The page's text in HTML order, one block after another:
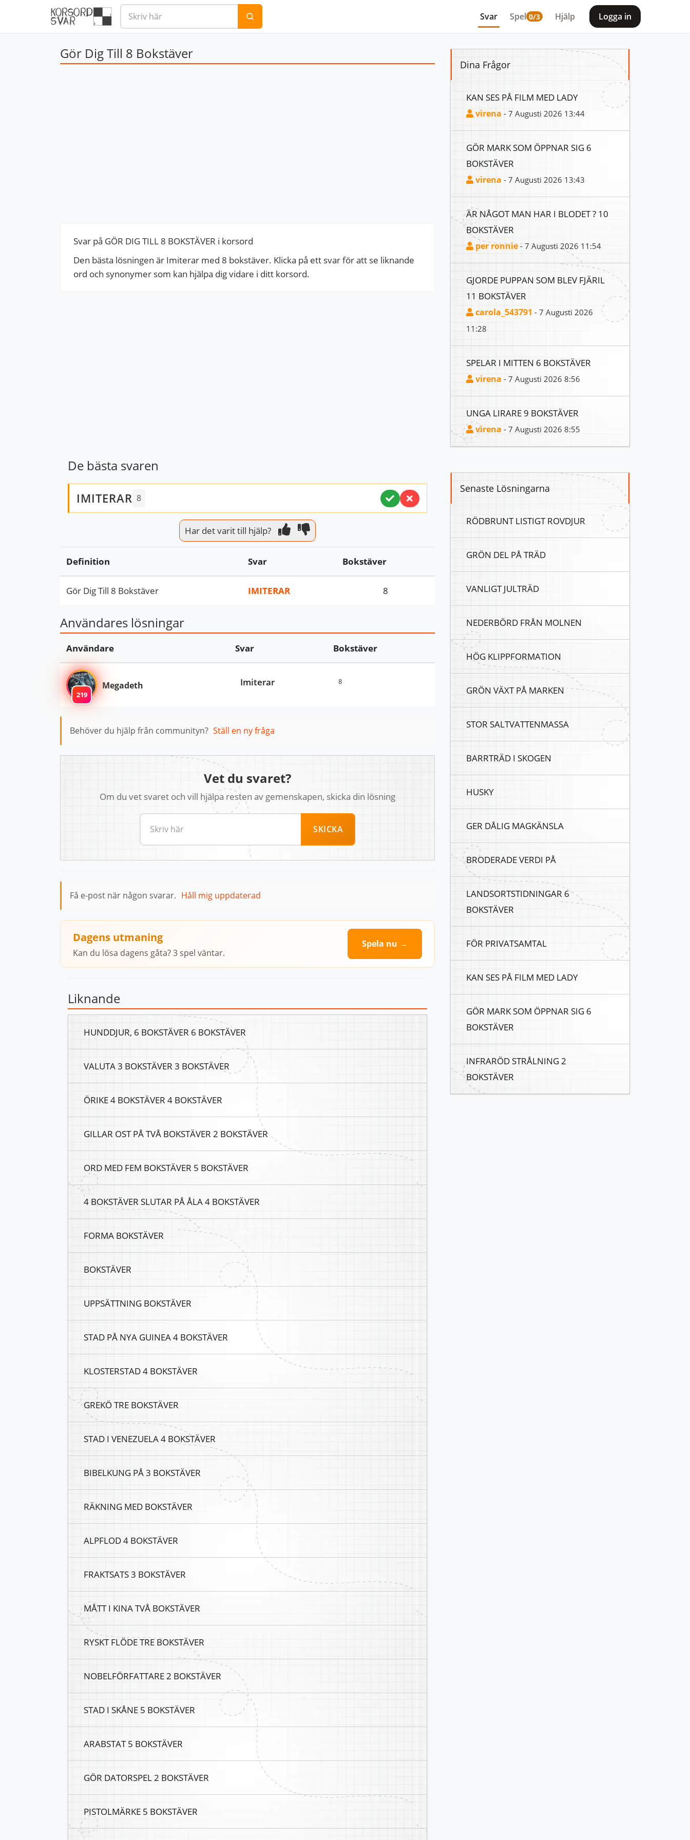
Svar Spel 0/3 Hjälp Logga in
Gör Dig Till 8 Bokstäver
Svar på GÖR DIG TILL 8 BOKSTÄVER i korsord
Den bästa lösningen är Imiterar med 8 bokstäver. Klicka på ett svar för att se liknande
ord och synonymer som kan hjälpa dig vidare i ditt korsord.
De bästa svaren
IMITERAR 8
Har det varit till hjälp?
Definition Svar Bokstäver
Gör Dig Till 8 Bokstäver IMITERAR 8
Användares lösningar
Användare Svar Bokstäver
219
Megadeth Imiterar 8
Behöver du hjälp från communityn? Ställ en ny fråga
Vet du svaret?
Om du vet svaret och vill hjälpa resten av gemenskapen, skicka din lösning
SKICKA
Få e-post när någon svarar. Håll mig uppdaterad
Dagens utmaning
Kan du lösa dagens gåta? 3 spel väntar.
Spela nu →
Liknande
HUNDDJUR, 6 BOKSTÄVER 6 BOKSTÄVER
VALUTA 3 BOKSTÄVER 3 BOKSTÄVER
ÖRIKE 4 BOKSTÄVER 4 BOKSTÄVER
GILLAR OST PÅ TVÅ BOKSTÄVER 2 BOKSTÄVER
ORD MED FEM BOKSTÄVER 5 BOKSTÄVER
4 BOKSTÄVER SLUTAR PÅ ÅLA 4 BOKSTÄVER
FORMA BOKSTÄVER
BOKSTÄVER
UPPSÄTTNING BOKSTÄVER
STAD PÅ NYA GUINEA 4 BOKSTÄVER
KLOSTERSTAD 4 BOKSTÄVER
GREKÖ TRE BOKSTÄVER
STAD I VENEZUELA 4 BOKSTÄVER
BIBELKUNG PÅ 3 BOKSTÄVER
RÄKNING MED BOKSTÄVER
ALPFLOD 4 BOKSTÄVER
FRAKTSATS 3 BOKSTÄVER
MÅTT I KINA TVÅ BOKSTÄVER
RYSKT FLÖDE TRE BOKSTÄVER
NOBELFÖRFATTARE 2 BOKSTÄVER
STAD I SKÅNE 5 BOKSTÄVER
ARABSTAT 5 BOKSTÄVER
GÖR DATORSPEL 2 BOKSTÄVER
PISTOLMÄRKE 5 BOKSTÄVER
Dina Frågor
KAN SES PÅ FILM MED LADY
virena - 7 Augusti 2026 13:44
GÖR MARK SOM ÖPPNAR SIG 6
BOKSTÄVER
virena - 7 Augusti 2026 13:43
ÄR NÅGOT MAN HAR I BLODET ? 10
BOKSTÄVER
per ronnie - 7 Augusti 2026 11:54
GJORDE PUPPAN SOM BLEV FJÄRIL
11 BOKSTÄVER
carola_543791 - 7 Augusti 2026
11:28
SPELAR I MITTEN 6 BOKSTÄVER
virena - 7 Augusti 2026 8:56
UNGA LIRARE 9 BOKSTÄVER
virena - 7 Augusti 2026 8:55
Senaste Lösningarna
RÖDBRUNT LISTIGT ROVDJUR
GRÖN DEL PÅ TRÄD
VANLIGT JULTRÄD
NEDERBÖRD FRÅN MOLNEN
HÖG KLIPPFORMATION
GRÖN VÄXT PÅ MARKEN
STOR SALTVATTENMASSA
BARRTRÄD I SKOGEN
HUSKY
GER DÅLIG MAGKÄNSLA
BRODERADE VERDI PÅ
LANDSORTSTIDNINGAR 6
BOKSTÄVER
FÖR PRIVATSAMTAL
KAN SES PÅ FILM MED LADY
GÖR MARK SOM ÖPPNAR SIG 6
BOKSTÄVER
INFRARÖD STRÅLNING 2
BOKSTÄVER